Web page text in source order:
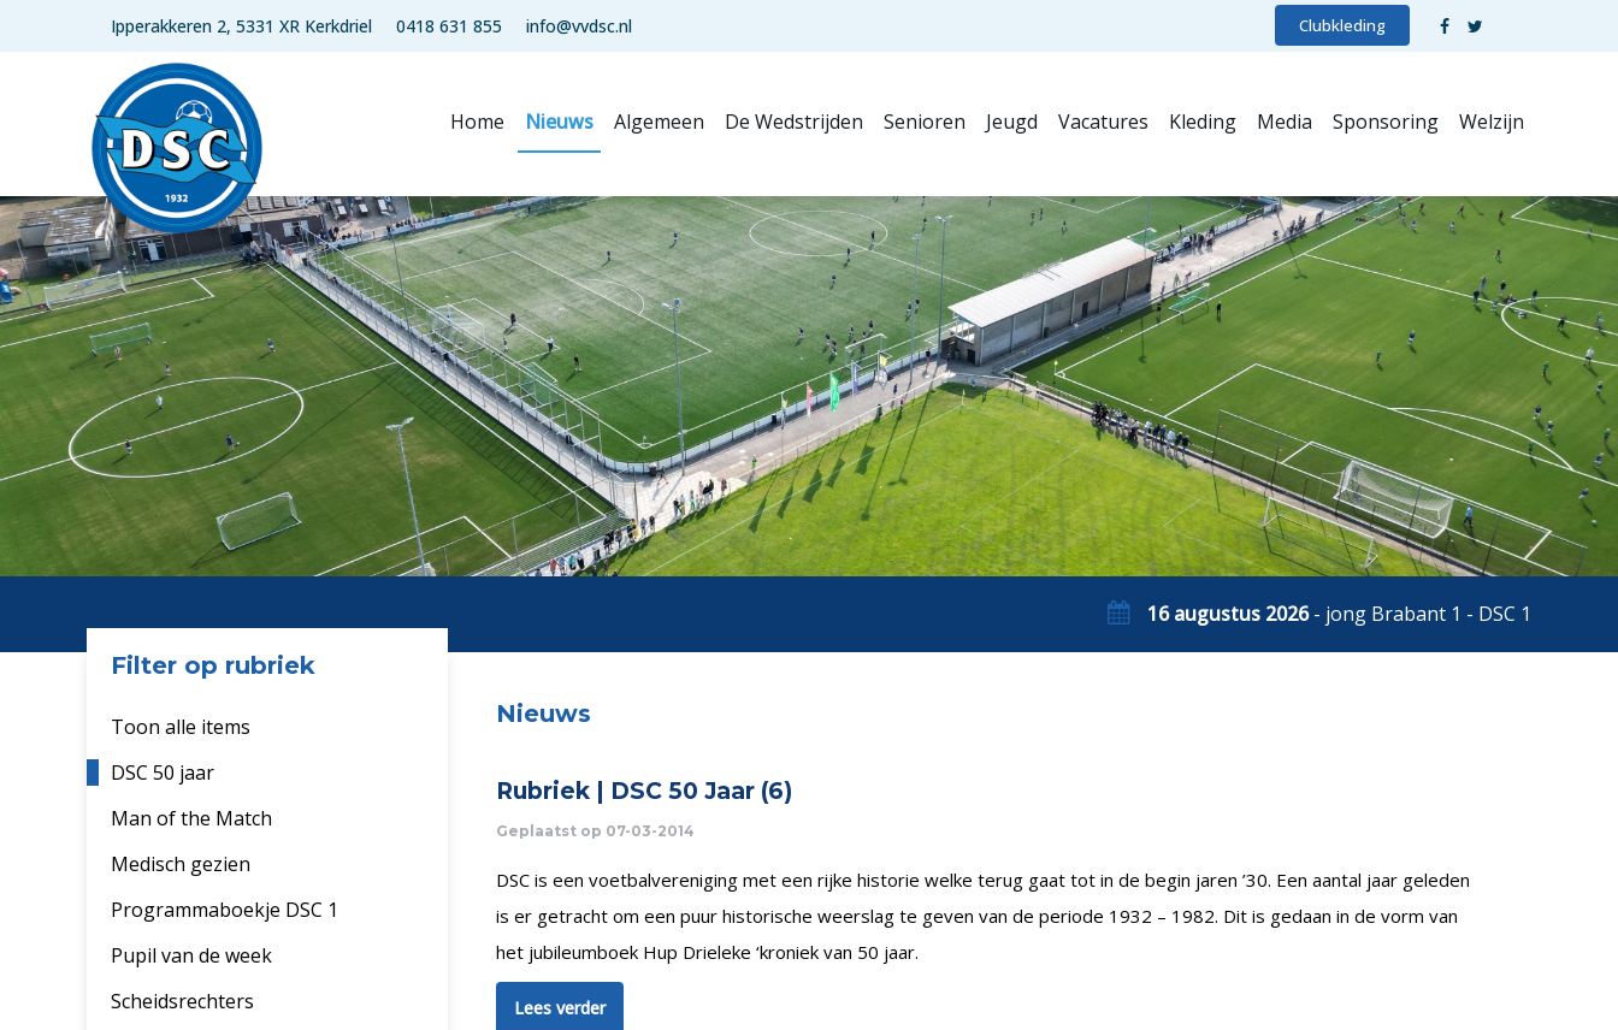
Ipperakkeren 2, 5331 XR Kerkdriel 0418 631 855 info@vvdsc.nl Clubkleding
Home Nieuws Algemeen De Wedstrijden Senioren Jeugd Vacatures Kleding Media Sponsoring Welzijn
16 augustus 2026- jong Brabant 1 - DSC 1
Filter op rubriek
Toon alle items
DSC 50 jaar
Man of the Match
Medisch gezien
Programmaboekje DSC 1
Pupil van de week
Scheidsrechters
Nieuws
Rubriek | DSC 50 Jaar (6)
Geplaatst op 07-03-2014
DSC is een voetbalvereniging met een rijke historie welke terug gaat tot in de begin jaren ’30. Een aantal jaar geleden
is er getracht om een puur historische weerslag te geven van de periode 1932 – 1982. Dit is gedaan in de vorm van
het jubileumboek Hup Drieleke ‘kroniek van 50 jaar.
Lees verder